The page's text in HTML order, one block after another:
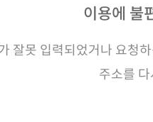
이용에 불
잘못 입력되었거나 요청
주소를